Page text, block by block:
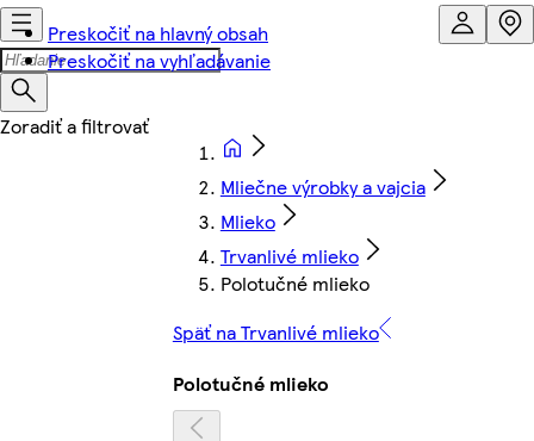
Preskočiť na hlavný obsah
Preskočiť na vyhľadávanie
Mliečne výrobky a vajcia
Mlieko
Trvanlivé mlieko
Polotučné mlieko
Späť na Trvanlivé mlieko
Polotučné mlieko